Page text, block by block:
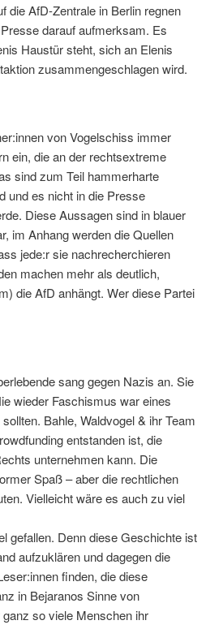
die AfD-Zentrale in Berlin regnen
darauf aufmerksam. Es
Haustür steht, sich an Elenis
zusammengeschlagen wird.
von Vogelschiss immer
ein, die an der rechtsextreme
sind zum Teil hammerharte
und es nicht in die Presse
Diese Aussagen sind in blauer
im Anhang werden die Quellen
jede:r sie nachrecherchieren
machen mehr als deutlich,
die AfD anhängt. Wer diese Partei
sang gegen Nazis an. Sie
wieder Faschismus war eines
Bahle, Waldvogel & ihr Team
entstanden ist, die
unternehmen kann. Die
Spaß – aber die rechtlichen
Vielleicht wäre es auch zu viel
gefallen. Denn diese Geschichte ist
aufzuklären und dagegen die
finden, die diese
in Bejaranos Sinne von
so viele Menschen ihr